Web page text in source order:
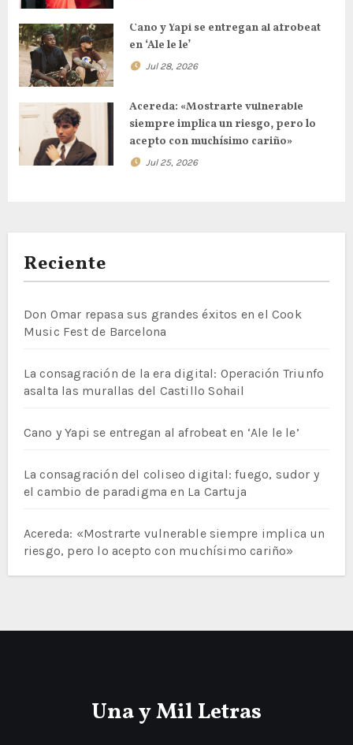
Cano y Yapi se entregan al afrobeat
en ‘Ale le le’
Jul 28, 2026
Acereda: «Mostrarte vulnerable
siempre implica un riesgo, pero lo
acepto con muchísimo cariño»
Jul 25, 2026
Reciente
Don Omar repasa sus grandes éxitos en el Cook
Music Fest de Barcelona
La consagración de la era digital: Operación Triunfo
asalta las murallas del Castillo Sohail
Cano y Yapi se entregan al afrobeat en ‘Ale le le’
La consagración del coliseo digital: fuego, sudor y
el cambio de paradigma en La Cartuja
Acereda: «Mostrarte vulnerable siempre implica un
riesgo, pero lo acepto con muchísimo cariño»
Una y Mil Letras